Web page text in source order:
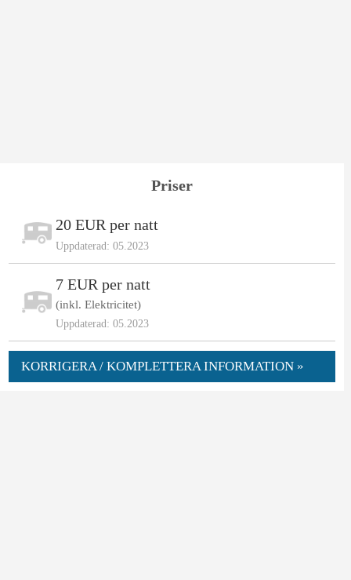
Priser
20 EUR per natt
Uppdaterad: 05.2023
7 EUR per natt
(inkl. Elektricitet)
Uppdaterad: 05.2023
KORRIGERA / KOMPLETTERA INFORMATION »